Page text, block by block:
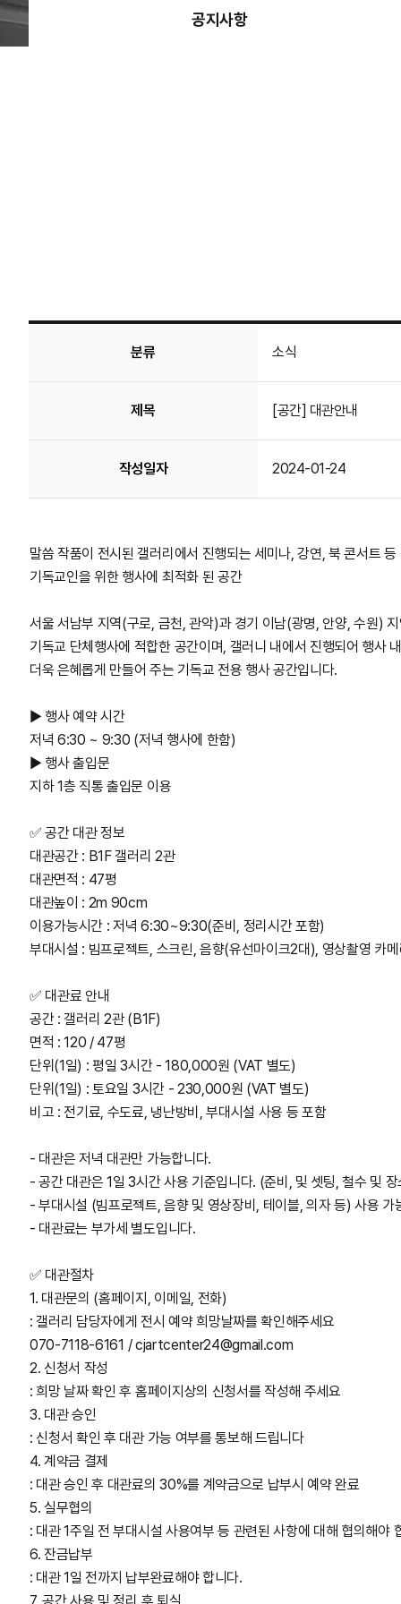
공지사항
분류 소식
제목 [공간] 대관안내
작성일자 2024-01-24
말씀 작품이 전시된 갤러리에서 진행되는 세미나, 강연, 북 콘서트 등
기독교인을 위한 행사에 최적화 된 공간
서울 서남부 지역(구로, 금천, 관악)과 경기 이남(광명, 안양, 수원) 지
기독교 단체행사에 적합한 공간이며, 갤러니 내에서 진행되어 행사
더욱 은혜롭게 만들어 주는 기독교 전용 행사 공간입니다.
▶ 행사 예약 시간
저녁 6:30 ~ 9:30 (저녁 행사에 한함)
▶ 행사 출입문
지하 1층 직통 출입문 이용
✅ 공간 대관 정보
대관공간 : B1F 갤러리 2관
대관면적 : 47평
대관높이 : 2m 90cm
이용가능시간 : 저녁 6:30~9:30(준비, 정리시간 포함)
부대시설 : 빔프로젝트, 스크린, 음향(유선마이크2대), 영상촬영 카
✅ 대관료 안내
공간 : 갤러리 2관 (B1F)
면적 : 120 / 47평
단위(1일) : 평일 3시간 - 180,000원 (VAT 별도)
단위(1일) : 토요일 3시간 - 230,000원 (VAT 별도)
비고 : 전기료, 수도료, 냉난방비, 부대시설 사용 등 포함
- 대관은 저녁 대관만 가능합니다.
- 공간 대관은 1일 3시간 사용 기준입니다. (준비, 및 셋팅, 철수 및
- 부대시설 (빔프로젝트, 음향 및 영상장비, 테이블, 의자 등) 사용 가
- 대관료는 부가세 별도입니다.
✅ 대관절차
1. 대관문의 (홈페이지, 이메일, 전화)
: 갤러리 담당자에게 전시 예약 희망날짜를 확인해주세요
070-7118-6161 / cjartcenter24@gmail.com
2. 신청서 작성
: 희망 날짜 확인 후 홈페이지상의 신청서를 작성해 주세요
3. 대관 승인
: 신청서 확인 후 대관 가능 여부를 통보해 드립니다
4. 계약금 결제
: 대관 승인 후 대관료의 30%를 계약금으로 납부시 예약 완료
5. 실무협의
: 대관 1주일 전 부대시설 사용여부 등 관련된 사항에 대해 협의해야
6. 잔금납부
: 대관 1일 전까지 납부완료해야 합니다.